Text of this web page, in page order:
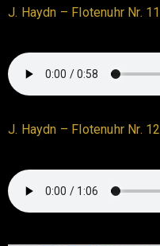
J. Haydn – Flotenuhr Nr. 11
J. Haydn – Flotenuhr Nr. 12